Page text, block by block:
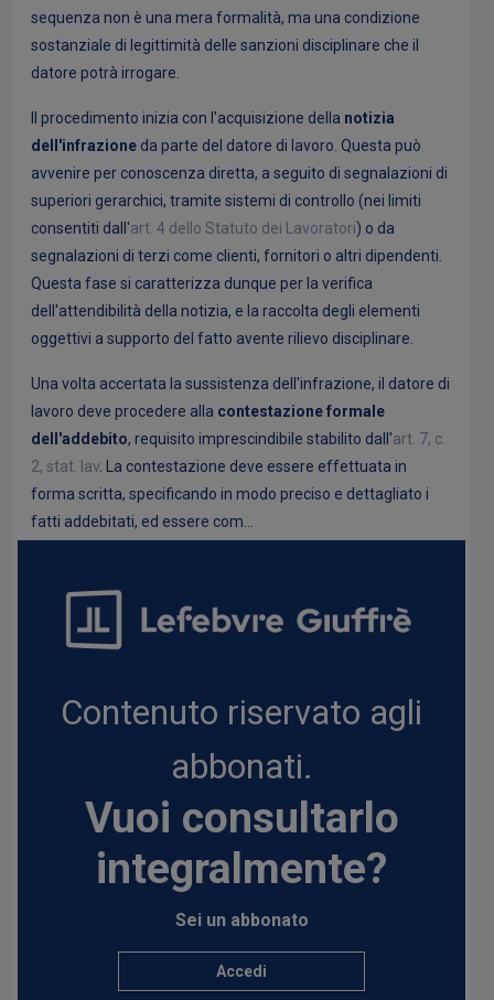
sequenza non è una mera formalità, ma una condizione
sostanziale di legittimità delle sanzioni disciplinare che il
datore potrà irrogare.
Il procedimento inizia con l'acquisizione della notizia
dell'infrazione da parte del datore di lavoro. Questa può
avvenire per conoscenza diretta, a seguito di segnalazioni di
superiori gerarchici, tramite sistemi di controllo (nei limiti
consentiti dall'art. 4 dello Statuto dei Lavoratori) o da
segnalazioni di terzi come clienti, fornitori o altri dipendenti.
Questa fase si caratterizza dunque per la verifica
dell'attendibilità della notizia, e la raccolta degli elementi
oggettivi a supporto del fatto avente rilievo disciplinare.
Una volta accertata la sussistenza dell'infrazione, il datore di
lavoro deve procedere alla contestazione formale
dell'addebito, requisito imprescindibile stabilito dall'art. 7, c.
2, stat. lav . La contestazione deve essere effettuata in
forma scritta, specificando in modo preciso e dettagliato i
fatti addebitati, ed essere com...
Contenuto riservato agli
abbonati.
Vuoi consultarlo
integralmente?
Sei un abbonato
Accedi